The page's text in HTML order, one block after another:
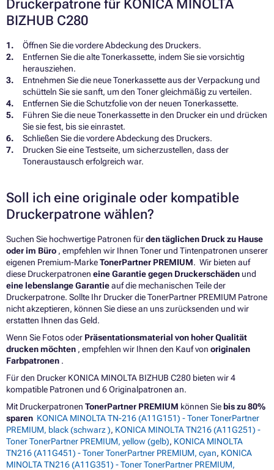
Druckerpatrone für KONICA MINOLTA
BIZHUB C280
Öffnen Sie die vordere Abdeckung des Druckers.
Entfernen Sie die alte Tonerkassette, indem Sie sie vorsichtig
herausziehen.
Entnehmen Sie die neue Tonerkassette aus der Verpackung und
schütteln Sie sie sanft, um den Toner gleichmäßig zu verteilen.
Entfernen Sie die Schutzfolie von der neuen Tonerkassette.
Führen Sie die neue Tonerkassette in den Drucker ein und drücken
Sie sie fest, bis sie einrastet.
Schließen Sie die vordere Abdeckung des Druckers.
Drucken Sie eine Testseite, um sicherzustellen, dass der
Toneraustausch erfolgreich war.
Soll ich eine originale oder kompatible
Druckerpatrone wählen?
Suchen Sie hochwertige Patronen fürden täglichen Druck zu Hause
oder im Büro , empfehlen wir Ihnen Toner und Tintenpatronen unserer
eigenen Premium-MarkeTonerPartner PREMIUM. Wir bieten auf
diese Druckerpatronen eine Garantie gegen Druckerschäden und
eine lebenslange Garantieauf die mechanischen Teile der
Druckerpatrone. Sollte Ihr Drucker die TonerPartner PREMIUM Patrone
nicht akzeptieren, können Sie diese an uns zurücksenden und wir
erstatten Ihnen das Geld.
Wenn Sie Fotos oder Präsentationsmaterial von hoher Qualität
drucken möchten , empfehlen wir Ihnen den Kauf von originalen
Farbpatronen .
Für den Drucker KONICA MINOLTA BIZHUB C280 bieten wir 4
kompatible Patronen und 6 Originalpatronen an.
Mit Druckerpatronen TonerPartner PREMIUM können Siebis zu 80%
sparen KONICA MINOLTA TN-216 (A11G151) - Toner TonerPartner
PREMIUM, black (schwarz ), KONICA MINOLTA TN216 (A11G251) -
Toner TonerPartner PREMIUM, yellow (gelb), KONICA MINOLTA
TN216 (A11G451) - Toner TonerPartner PREMIUM, cyan, KONICA
MINOLTA TN216 (A11G351) - Toner TonerPartner PREMIUM,